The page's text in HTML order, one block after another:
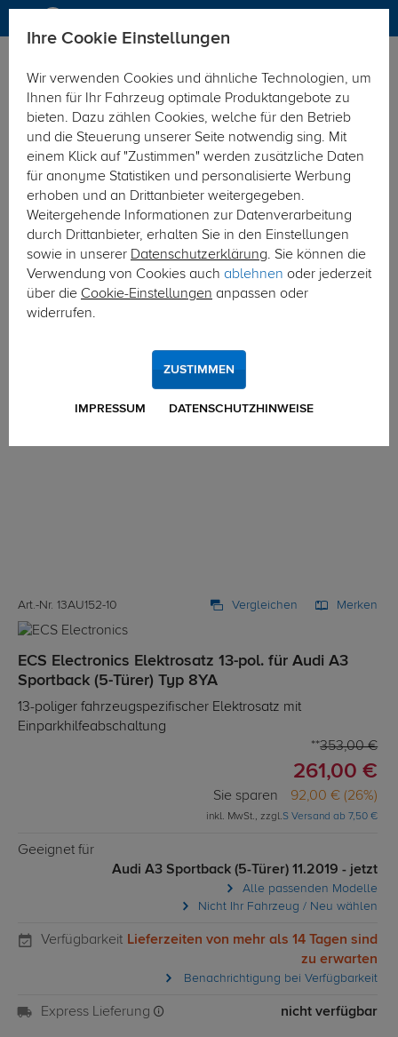
Hier geht's zur Fahrzeugübersicht:
Audi A3 Sportback (5-
Art.-Nr. 13AU152-10 Vergleichen Merken
ECS Electronics Elektrosatz 13-pol. für Audi A3
Sportback (5-Türer) Typ 8YA
13-poliger fahrzeugspezifischer Elektrosatz mit
Einparkhilfeabschaltung
353,00 €
261,00 €
Sie sparen 92,00 € (26%)
inkl. MwSt., zzgl.S Versand ab 7,50 €
Geeignet für
Audi A3 Sportback (5-Türer) 11.2019 - jetzt
Alle passenden Modelle
Nicht Ihr Fahrzeug / Neu wählen
Verfügbarkeit Lieferzeiten von mehr als 14 Tagen sind
zu erwarten
Benachrichtigung bei Verfügbarkeit
Express Lieferung nicht verfügbar
Ihre Cookie Einstellungen
Wir verwenden Cookies und ähnliche Technologien, um
Ihnen für Ihr Fahrzeug optimale Produktangebote zu
bieten. Dazu zählen Cookies, welche für den Betrieb
und die Steuerung unserer Seite notwendig sing. Mit
einem Klick auf "Zustimmen" werden zusätzliche Daten
für anonyme Statistiken und personalisierte Werbung
erhoben und an Drittanbieter weitergegeben.
Weitergehende Informationen zur Datenverarbeitung
durch Drittanbieter, erhalten Sie in den Einstellungen
sowie in unserer Datenschutzerklärung. Sie können die
Verwendung von Cookies auch ablehnen oder jederzeit
über die Cookie-Einstellungen anpassen oder
widerrufen.
IMPRESSUM DATENSCHUTZHINWEISE
ZUSTIMMEN